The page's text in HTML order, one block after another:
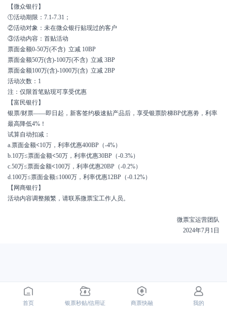
【微众银行】
①活动期限：7.1-7.31；
②活动对象：未在微众银行贴现过的客户
③活动内容：首贴活动
票面金额0-50万(不含) 立减 10BP
票面金额50万(含)-100万(不含) 立减 3BP
票面金额100万(含)-1000万(含) 立减 2BP
活动次数：1
注：仅限首笔贴现可享受优惠
【富民银行】
银票/财票——即日起，新客签约极速贴产品后，享受银票阶梯BP优惠劵，利率
最高降低4%！
试算自动扣减：
a.票面金额<10万，利率优惠400BP（-4%）
b.10万≤票面金额<50万，利率优惠30BP（-0.3%）
c.50万≤票面金额<100万，利率优惠20BP（-0.2%）
d.100万≤票面金额≤1000万，利率优惠12BP（-0.12%）
【网商银行】
活动内容调整频繁，请联系微票宝工作人员。
微票宝运营团队
2024年7月1日
首页 银票秒贴/信用证 商票快融 我的